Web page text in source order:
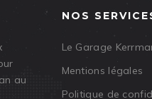
au
NOS
Le Garage
Mentions légales
Politique de